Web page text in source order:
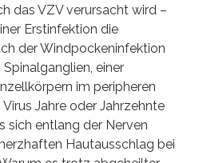
das VZV verursacht wird –
Erstinfektion die
der Windpockeninfektion
einer
im peripheren
Jahre oder Jahrzehnte
sich entlang der Nerven
Hautausschlag bei